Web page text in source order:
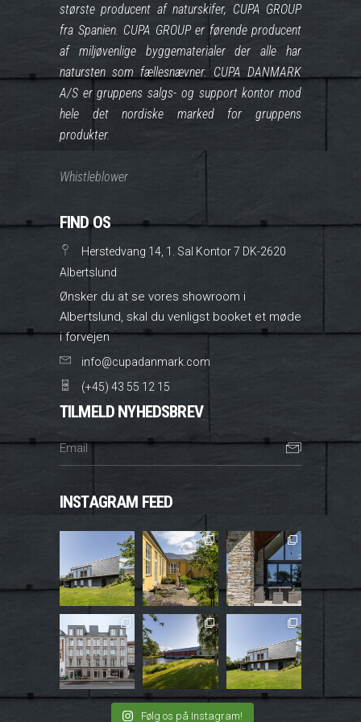
største producent af naturskifer, CUPA GROUP
fra Spanien. CUPA GROUP er førende producent
af miljøvenlige byggematerialer der alle har
natursten som fællesnævner. CUPA DANMARK
A/S er gruppens salgs- og support kontor mod
hele det nordiske marked for gruppens
produkter.
Whistleblower
FIND OS
Herstedvang 14, 1. Sal Kontor 7 DK-2620
Albertslund
Ønsker du at se vores showroom i
Albertslund, skal du venligst booket et møde
i forvejen
info@cupadanmark.com
(+45) 43 55 12 15
TILMELD NYHEDSBREV
INSTAGRAM FEED
Følg os på Instagram!